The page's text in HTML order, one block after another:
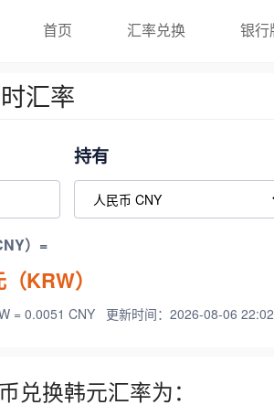
首页 汇率兑换 银行
汇率
持有
）=
KRW）
= 0.0051 CNY 更新时间：2026-08-06
兑换韩元汇率为：